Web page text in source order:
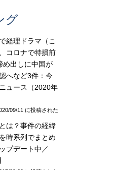
グ
経理ドラマ（こ
コロナで特損前
め出しに中国が
へなど3件：今
ュース（2020年
09/11 に投稿された
は？事件の経緯
時系列でまとめ
プデート中／